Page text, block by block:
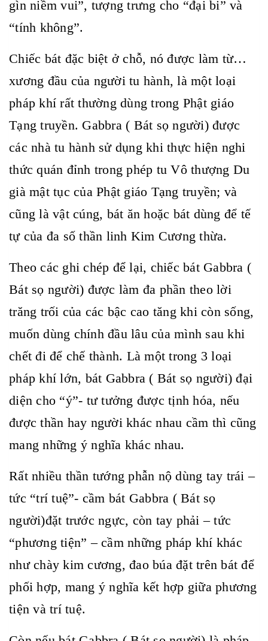
gìn niềm vui”, tượng trưng cho “đại bi” và
“tính không”.
Chiếc bát đặc biệt ở chỗ, nó được làm từ…
xương đầu của người tu hành, là một loại
pháp khí rất thường dùng trong Phật giáo
Tạng truyền. Gabbra ( Bát sọ người) được
các nhà tu hành sử dụng khi thực hiện nghi
thức quán đỉnh trong phép tu Vô thượng Du
già mật tục của Phật giáo Tạng truyền; và
cũng là vật cúng, bát ăn hoặc bát dùng để tế
tự của đa số thần linh Kim Cương thừa.
Theo các ghi chép để lại, chiếc bát Gabbra (
Bát sọ người) được làm đa phần theo lời
trăng trối của các bậc cao tăng khi còn sống,
muốn dùng chính đầu lâu của mình sau khi
chết đi để chế thành. Là một trong 3 loại
pháp khí lớn, bát Gabbra ( Bát sọ người) đại
diện cho “ý”- tư tưởng được tịnh hóa, nếu
được thần hay người khác nhau cầm thì cũng
mang những ý nghĩa khác nhau.
Rất nhiều thần tướng phẫn nộ dùng tay trái –
tức “trí tuệ”- cầm bát Gabbra ( Bát sọ
người)đặt trước ngực, còn tay phải – tức
“phương tiện” – cầm những pháp khí khác
như chày kim cương, đao búa đặt trên bát để
phối hợp, mang ý nghĩa kết hợp giữa phương
tiện và trí tuệ.